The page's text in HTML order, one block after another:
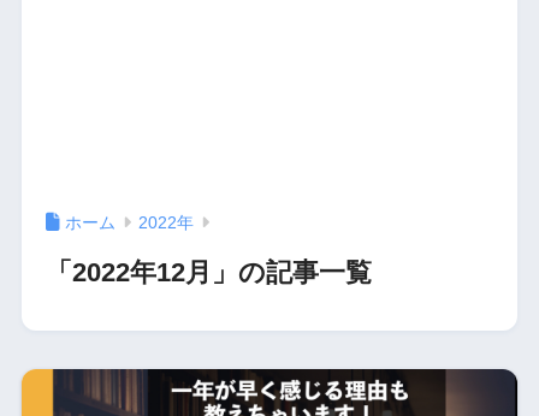
ホーム 2022年
「2022年12月」の記事一覧